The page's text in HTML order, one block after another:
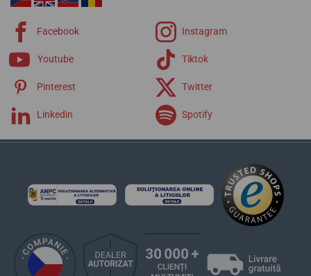
Facebook Instagram
Youtube Tiktok
Pinterest Twitter
Linkedin Spotify